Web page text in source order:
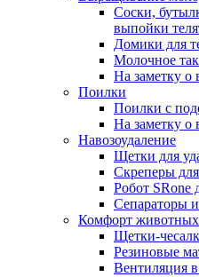
Соски,
выпойки
Домики для
Молочное
На заметку о
Поилки
Поилки с
На заметку о
Навозоудаление
Щетки для
Скреперы для
Робот SRone
Сепараторы
Комфорт животных
Щетки-
Резиновые
Вентиляция